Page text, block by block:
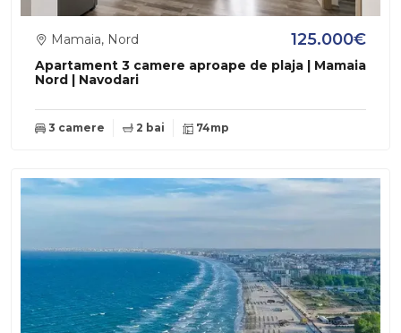
Apartament 3 camere aproape de plaja | Mamaia
Nord | Navodari
Mamaia, Nord 125.000€
3 camere 2 bai 74mp